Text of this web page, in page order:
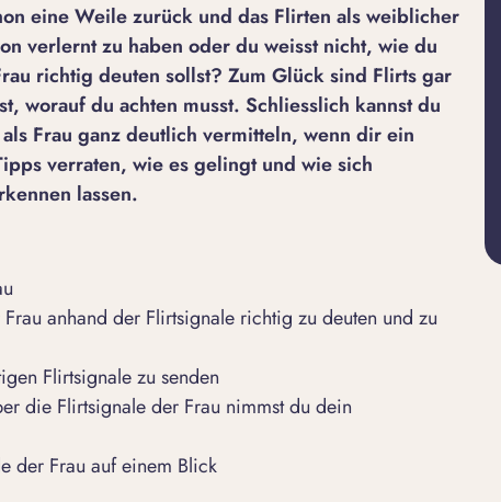
eine Weile zurück und das Flirten als weiblicher
verlernt zu haben oder du weisst nicht, wie du
richtig deuten sollst? Zum Glück sind Flirts gar
worauf du achten musst. Schliesslich kannst du
Frau ganz deutlich vermitteln, wenn dir ein
verraten, wie es gelingt und wie sich
lassen.
anhand der Flirtsignale richtig zu deuten und zu
Flirtsignale zu senden
die Flirtsignale der Frau nimmst du dein
der Frau auf einem Blick